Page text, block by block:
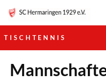
TISCHTENNIS
HAUPTVEREIN